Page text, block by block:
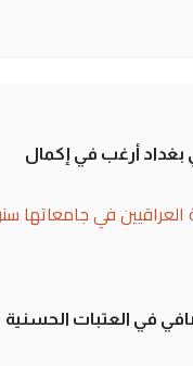
بغداد أرغب في إكمال
في العتبات الحسنية